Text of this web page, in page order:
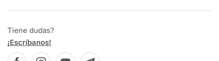
Tiene dudas?
¡Escríbanos!